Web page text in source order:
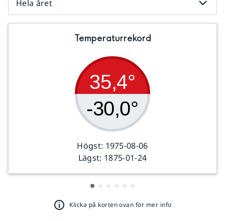
Hela året
Temperaturrekord
35,4°
-30,0°
Högst: 1975-08-06
Lägst: 1875-01-24
Klicka på korten ovan för mer info